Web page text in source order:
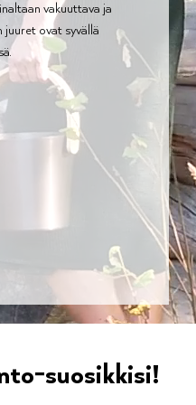
vakuuttava ja
juuret ovat syvällä
suosikkisi!